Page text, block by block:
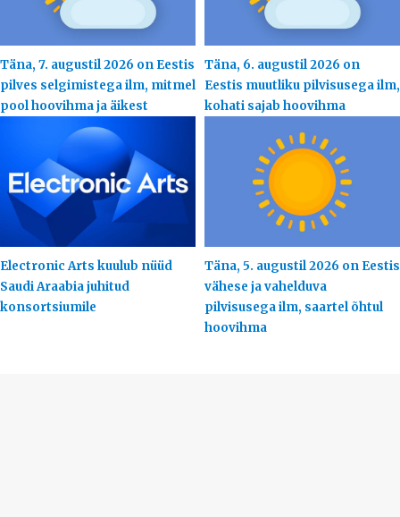
Täna, 7. augustil 2026 on Eestis
pilves selgimistega ilm, mitmel
pool hoovihma ja äikest
Täna, 6. augustil 2026 on
Eestis muutliku pilvisusega ilm,
kohati sajab hoovihma
Electronic Arts kuulub nüüd
Saudi Araabia juhitud
konsortsiumile
Täna, 5. augustil 2026 on Eestis
vähese ja vahelduva
pilvisusega ilm, saartel õhtul
hoovihma